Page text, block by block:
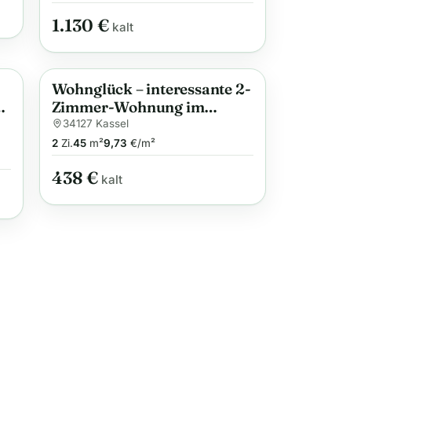
1.130 €kalt
Anzeige
Wohnglück – interessante 2-
Zimmer-Wohnung im
Keplerkiez
34127 Kassel
2Zi.45m²9,73 €/m²
438 €kalt